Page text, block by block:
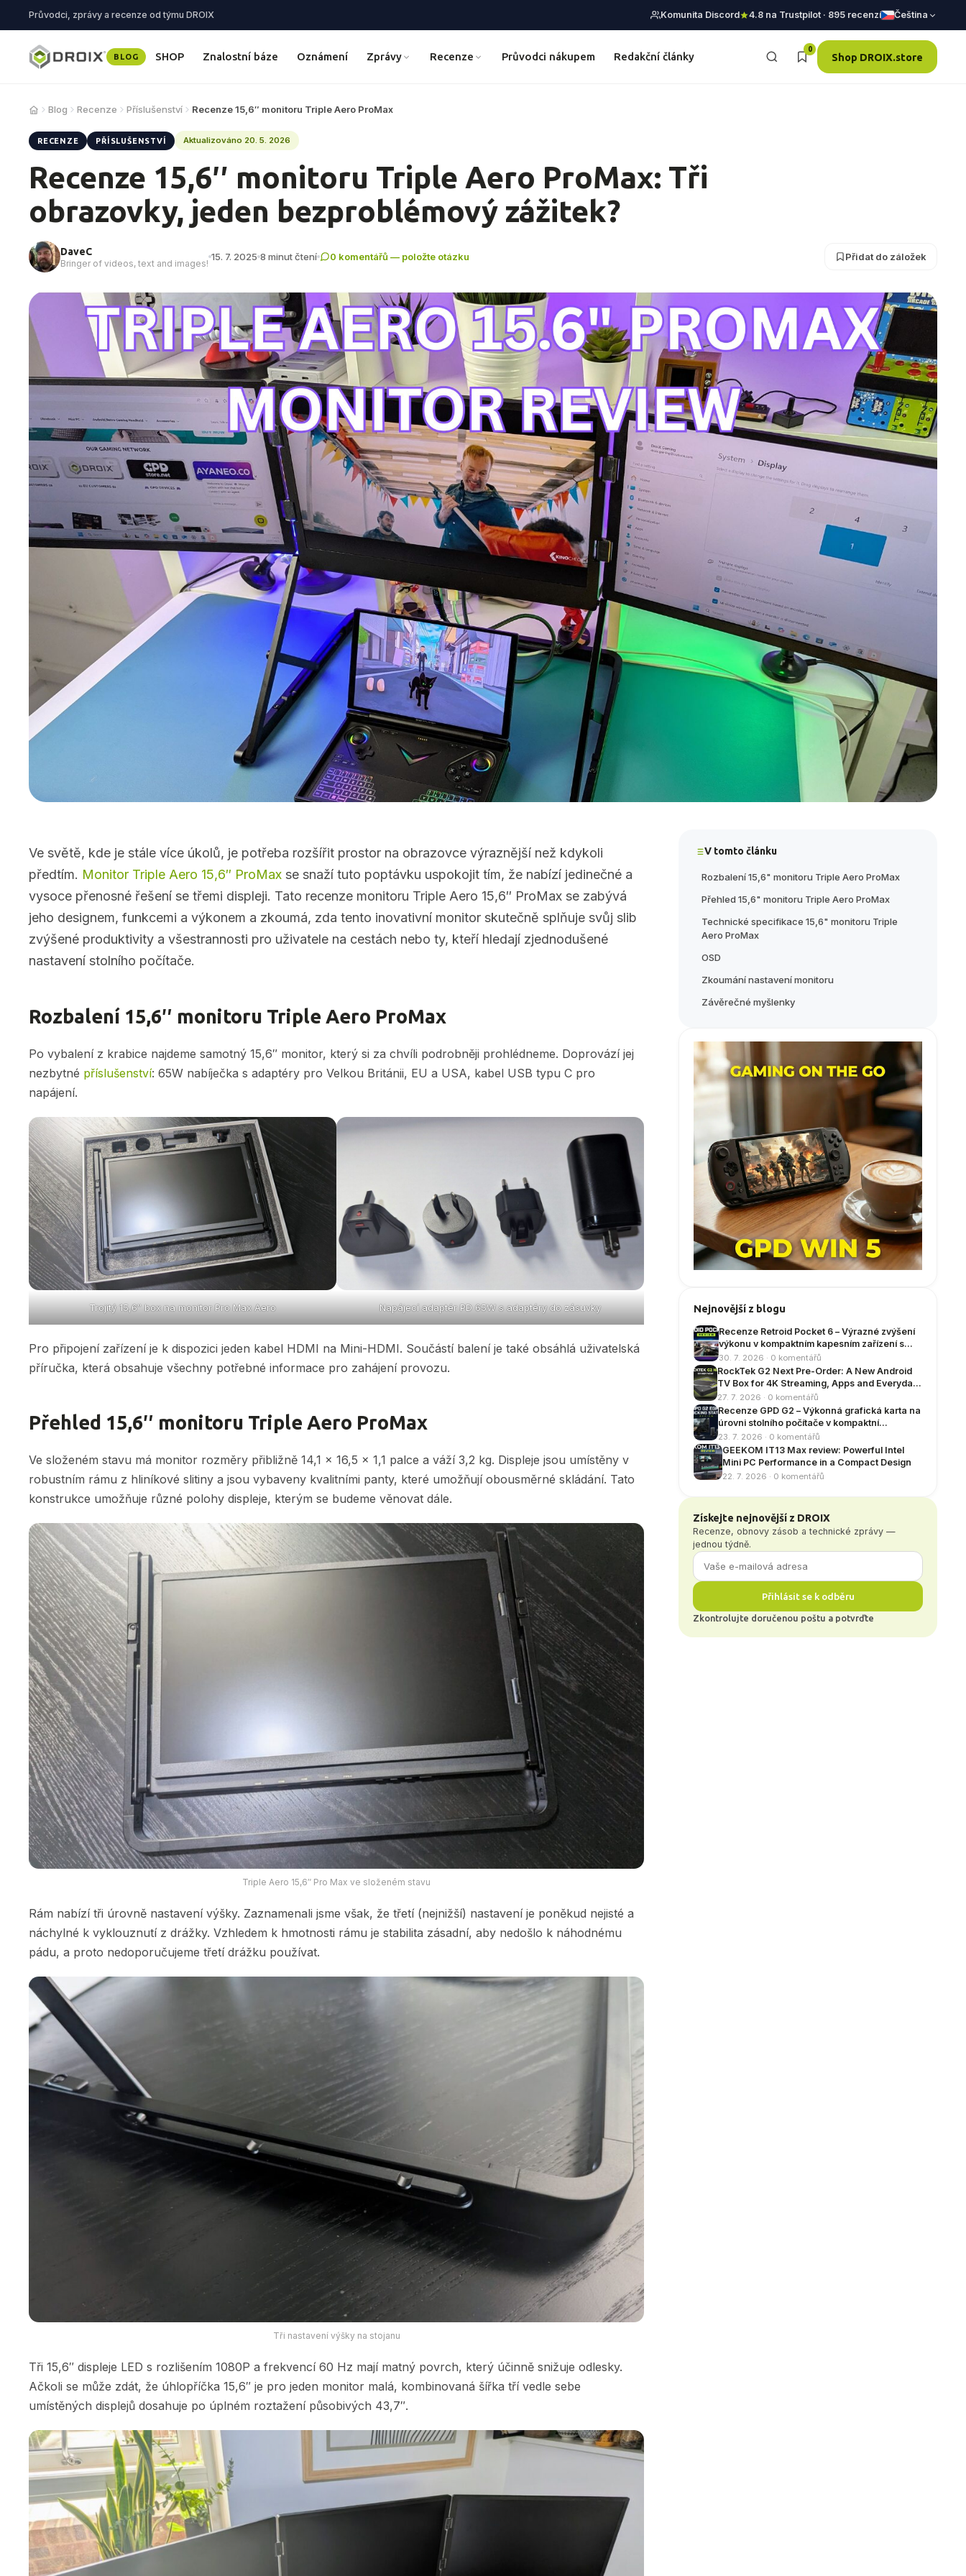
Průvodci, zprávy a recenze od týmu DROIX Komunita Discord 4.8 na Trustpilot · 895 recenzí Čeština
BLOG SHOP Znalostní báze Oznámení Zprávy Recenze Průvodci nákupem Redakční články
0
Shop DROIX.store
Blog Recenze Příslušenství Recenze 15,6″ monitoru Triple Aero ProMax
RECENZE PŘÍSLUŠENSTVÍ Aktualizováno 20. 5. 2026
Recenze 15,6″ monitoru Triple Aero ProMax: Tři
obrazovky, jeden bezproblémový zážitek?
DaveC
Bringer of videos, text and images!
15. 7. 2025 8 minut čtení 0 komentářů — položte otázku Přidat do záložek
Ve světě, kde je stále více úkolů, je potřeba rozšířit prostor na obrazovce výraznější než kdykoli
předtím. Monitor Triple Aero 15,6″ ProMax se snaží tuto poptávku uspokojit tím, že nabízí jedinečné a
vysoce přenosné řešení se třemi displeji. Tato recenze monitoru Triple Aero 15,6″ ProMax se zabývá
jeho designem, funkcemi a výkonem a zkoumá, zda tento inovativní monitor skutečně splňuje svůj slib
zvýšené produktivity a všestrannosti pro uživatele na cestách nebo ty, kteří hledají zjednodušené
nastavení stolního počítače.
Rozbalení 15,6″ monitoru Triple Aero ProMax
Po vybalení z krabice najdeme samotný 15,6″ monitor, který si za chvíli podrobněji prohlédneme. Doprovází jej
nezbytné příslušenství: 65W nabíječka s adaptéry pro Velkou Británii, EU a USA, kabel USB typu C pro
napájení.
Trojitý 15,6″ box na monitor Pro Max Aero Napájecí adaptér PD 65W s adaptéry do zásuvky
Pro připojení zařízení je k dispozici jeden kabel HDMI na Mini-HDMI. Součástí balení je také obsáhlá uživatelská
příručka, která obsahuje všechny potřebné informace pro zahájení provozu.
Přehled 15,6″ monitoru Triple Aero ProMax
Ve složeném stavu má monitor rozměry přibližně 14,1 x 16,5 x 1,1 palce a váží 3,2 kg. Displeje jsou umístěny v
robustním rámu z hliníkové slitiny a jsou vybaveny kvalitními panty, které umožňují obousměrné skládání. Tato
konstrukce umožňuje různé polohy displeje, kterým se budeme věnovat dále.
Triple Aero 15,6″ Pro Max ve složeném stavu
Rám nabízí tři úrovně nastavení výšky. Zaznamenali jsme však, že třetí (nejnižší) nastavení je poněkud nejisté a
náchylné k vyklouznutí z drážky. Vzhledem k hmotnosti rámu je stabilita zásadní, aby nedošlo k náhodnému
pádu, a proto nedoporučujeme třetí drážku používat.
Tři nastavení výšky na stojanu
Tři 15,6″ displeje LED s rozlišením 1080P a frekvencí 60 Hz mají matný povrch, který účinně snižuje odlesky.
Ačkoli se může zdát, že úhlopříčka 15,6″ je pro jeden monitor malá, kombinovaná šířka tří vedle sebe
umístěných displejů dosahuje po úplném roztažení působivých 43,7″.
V tomto článku
Rozbalení 15,6" monitoru Triple Aero ProMax
Přehled 15,6" monitoru Triple Aero ProMax
Technické specifikace 15,6" monitoru Triple
Aero ProMax
OSD
Zkoumání nastavení monitoru
Závěrečné myšlenky
Nejnovější z blogu
Recenze Retroid Pocket 6 – Výrazné zvýšení
výkonu v kompaktním kapesním zařízení s
Androidem
30. 7. 2026 · 0 komentářů
RockTek G2 Next Pre-Order: A New Android
TV Box for 4K Streaming, Apps and Everyday
Entertainment
27. 7. 2026 · 0 komentářů
Recenze GPD G2 – Výkonná grafická karta na
úrovni stolního počítače v kompaktní
dokovací stanici
23. 7. 2026 · 0 komentářů
GEEKOM IT13 Max review: Powerful Intel
Mini PC Performance in a Compact Design
22. 7. 2026 · 0 komentářů
Získejte nejnovější z DROIX
Recenze, obnovy zásob a technické zprávy —
jednou týdně.
Přihlásit se k odběru
Zkontrolujte doručenou poštu a potvrďte